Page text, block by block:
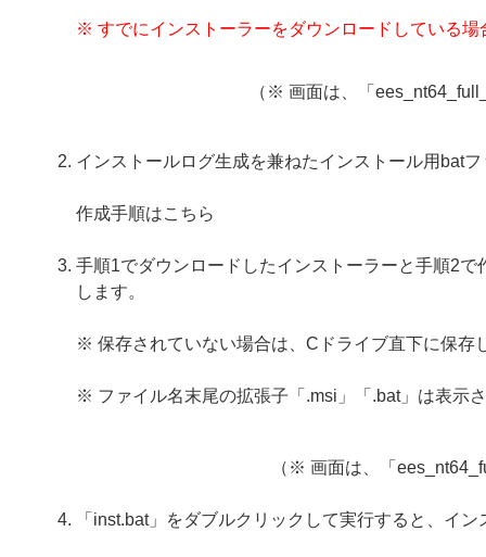
※ すでにインストーラーをダウンロードしている場
（※ 画面は、「
インストールログ生成を兼ねたインストール用bat
作成手順はこちら
手順1でダウンロードしたインストーラーと手順2
します。
※ 保存されていない場合は、Cドライブ直下に保存
※ ファイル名末尾の拡張子「.msi」「.bat」は表示
（※ 画面は、「
「inst.bat」をダブルクリックして実行すると、イ